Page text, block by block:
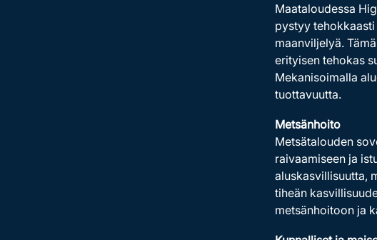
Maataloudessa
pystyy
maanviljelyä.
erityisen tehokas
Mekanisoimalla
tuottavuutta.
Metsänhoito
Metsätalouden
raivaamiseen ja
aluskasvillisuutta,
tiheän
metsänhoitoon ja